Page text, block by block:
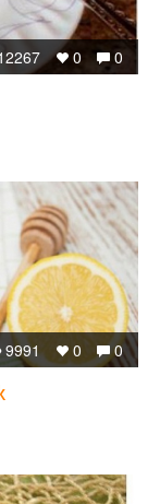
0
0
0
0
9991